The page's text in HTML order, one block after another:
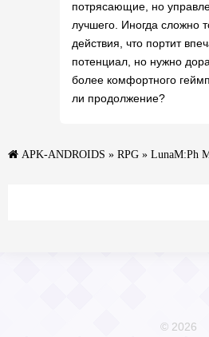
потрясающие, но
лучшего. Иногда сложно
действия, что портит
потенциал, но нужно
более комфортного
ли продолжение?
APK-ANDROIDS » RPG » LunaM:Ph
© 2026